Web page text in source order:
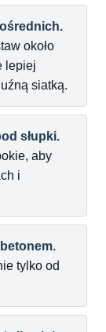
około
lepiej
siatką.
słupki.
aby
i
tylko od